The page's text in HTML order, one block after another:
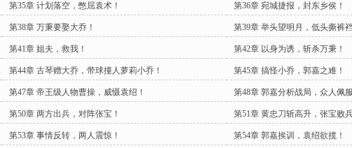
第35章 计划落空，憋屈袁术！ 第36章 宛城捷报，封东乡侯！
第38章 万秉要娶大乔！ 第39章 举头望明月，低头撕裤
第41章 姐夫，救我！ 第42章 以身为诱，斩杀万秉！
第44章 古琴赠大乔，带球撞人萝莉小乔！ 第45章 搞怪小乔，郭嘉之难！
第47章 帝王级人物曹操，威慑袁绍！ 第48章 郭嘉分析战局，众人佩服
第50章 两方出兵，对阵张宝！ 第51章 黄忠刀斩高升，张宝败兵
第53章 事情反转，两人震惊！ 第54章 郭嘉挨训，袁绍欲揽！